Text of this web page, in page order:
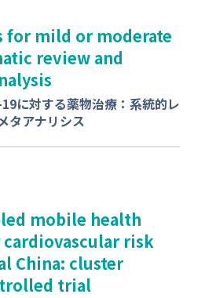
for mild or moderate
review and
に対する薬物治療：系統的レ
タアナリシス
mobile health
risk
China: cluster
trial